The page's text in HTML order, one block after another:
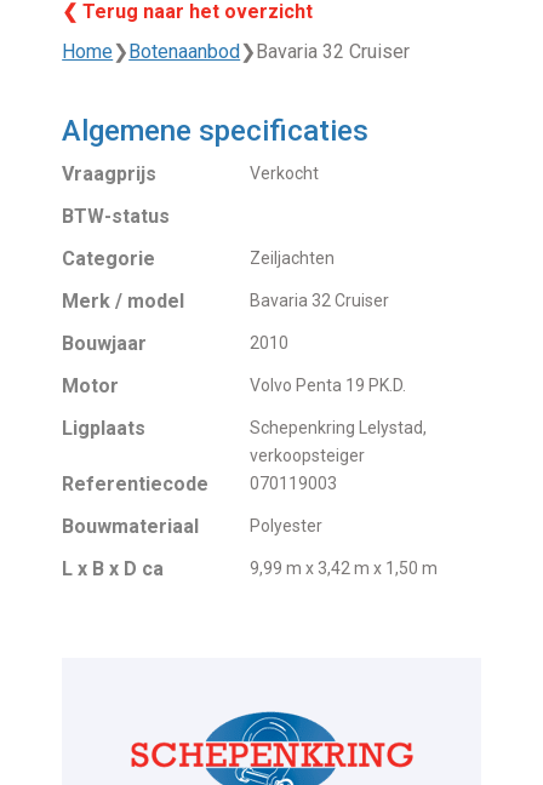
❮ Terug naar het overzicht
Home❯Botenaanbod❯Bavaria 32 Cruiser
Algemene specificaties
Vraagprijs Verkocht
BTW-status
Categorie
Zeiljachten
Merk / model Bavaria 32 Cruiser
Bouwjaar 2010
Motor Volvo Penta 19 PK.D.
Ligplaats
Schepenkring Lelystad,
verkoopsteiger
Referentiecode 070119003
Bouwmateriaal Polyester
L x B x D ca 9,99 m x 3,42 m x 1,50 m